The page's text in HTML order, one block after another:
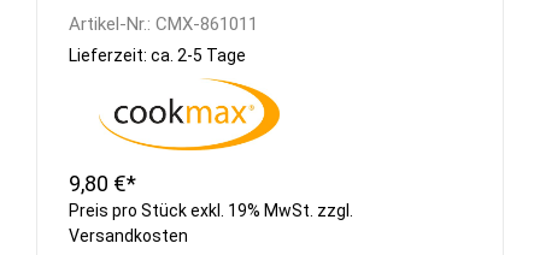
Artikel-Nr.: CMX-861011
Lieferzeit: ca. 2-5 Tage
9,80 €*
Preis pro Stück exkl. 19% MwSt. zzgl.
Versandkosten